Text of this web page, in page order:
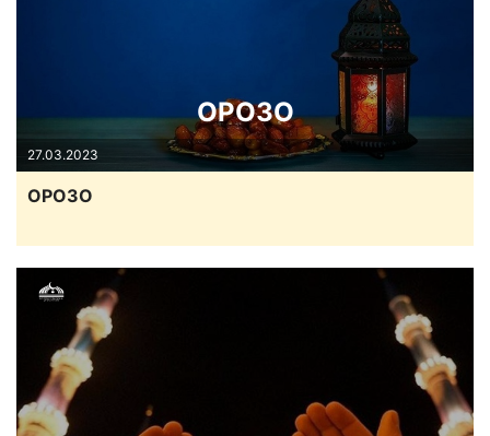
ОРОЗО
27.03.2023
ОРОЗО